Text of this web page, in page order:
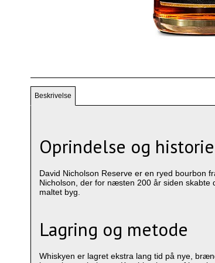
Beskrivelse
Oprindelse og historie
David Nicholson Reserve er en ryed bourbon
Nicholson, der for næsten 200 år siden skabte
maltet byg.
Lagring og metode
Whiskyen er lagret ekstra lang tid på nye,